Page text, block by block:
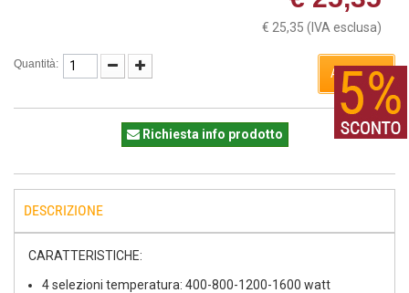
€ 25,35 (IVA esclusa)
Quantità:
ACQUISTA
Richiesta info prodotto
DESCRIZIONE
CARATTERISTICHE:
4 selezioni temperatura: 400-800-1200-1600 watt